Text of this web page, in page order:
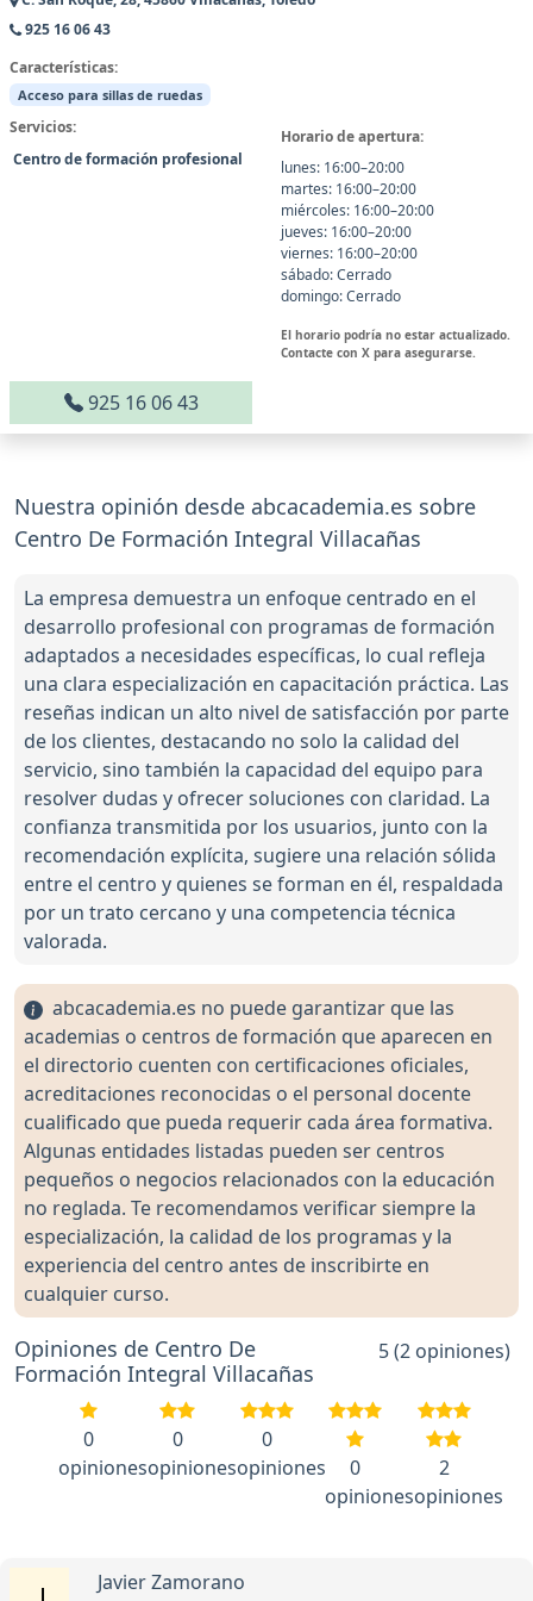
925 16 06 43
Características:
Acceso para sillas de ruedas
Servicios:
Centro de formación profesional
Horario de apertura:
lunes: 16:00–20:00
martes: 16:00–20:00
miércoles: 16:00–20:00
jueves: 16:00–20:00
viernes: 16:00–20:00
sábado: Cerrado
domingo: Cerrado
El horario podría no estar actualizado.
Contacte con X para asegurarse.
925 16 06 43
Nuestra opinión desde abcacademia.es sobre
Centro De Formación Integral Villacañas
La empresa demuestra un enfoque centrado en el
desarrollo profesional con programas de formación
adaptados a necesidades específicas, lo cual refleja
una clara especialización en capacitación práctica. Las
reseñas indican un alto nivel de satisfacción por parte
de los clientes, destacando no solo la calidad del
servicio, sino también la capacidad del equipo para
resolver dudas y ofrecer soluciones con claridad. La
confianza transmitida por los usuarios, junto con la
recomendación explícita, sugiere una relación sólida
entre el centro y quienes se forman en él, respaldada
por un trato cercano y una competencia técnica
valorada.
abcacademia.es no puede garantizar que las
academias o centros de formación que aparecen en
el directorio cuenten con certificaciones oficiales,
acreditaciones reconocidas o el personal docente
cualificado que pueda requerir cada área formativa.
Algunas entidades listadas pueden ser centros
pequeños o negocios relacionados con la educación
no reglada. Te recomendamos verificar siempre la
especialización, la calidad de los programas y la
experiencia del centro antes de inscribirte en
cualquier curso.
Opiniones de Centro De
Formación Integral Villacañas
5 (2 opiniones)
0
opiniones
0
opiniones
0
opiniones
0
opiniones
2
opiniones
Javier Zamorano